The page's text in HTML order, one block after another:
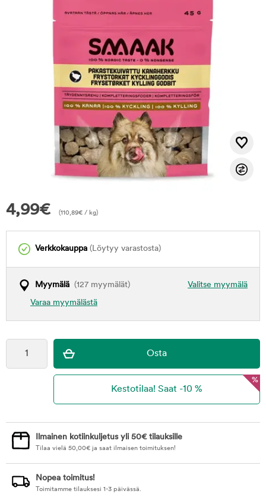
4,99€ (110,89€ / kg)
Verkkokauppa (Löytyy varastosta)
Valitse myymälä
Myymälä (127 myymälät)
Varaa myymälästä
%
Ilmainen kotiinkuljetus yli 50€ tilauksille
Tilaa vielä 50,00€ ja saat ilmaisen toimituksen!
Nopea toimitus!
Toimitamme tilauksesi 1-3 päivässä.